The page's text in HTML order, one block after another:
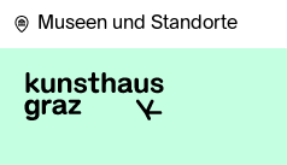
Museen und Standorte